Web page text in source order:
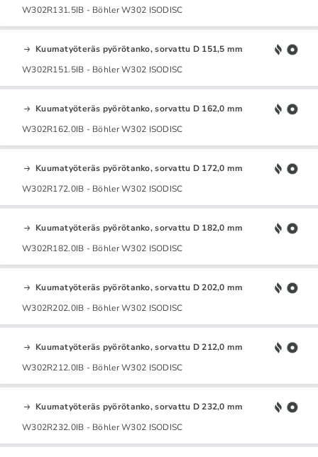
W302R131.5IB - Böhler W302 ISODISC
Kuumatyöteräs pyörötanko, sorvattu D 151,5 mm
W302R151.5IB - Böhler W302 ISODISC
Kuumatyöteräs pyörötanko, sorvattu D 162,0 mm
W302R162.0IB - Böhler W302 ISODISC
Kuumatyöteräs pyörötanko, sorvattu D 172,0 mm
W302R172.0IB - Böhler W302 ISODISC
Kuumatyöteräs pyörötanko, sorvattu D 182,0 mm
W302R182.0IB - Böhler W302 ISODISC
Kuumatyöteräs pyörötanko, sorvattu D 202,0 mm
W302R202.0IB - Böhler W302 ISODISC
Kuumatyöteräs pyörötanko, sorvattu D 212,0 mm
W302R212.0IB - Böhler W302 ISODISC
Kuumatyöteräs pyörötanko, sorvattu D 232,0 mm
W302R232.0IB - Böhler W302 ISODISC